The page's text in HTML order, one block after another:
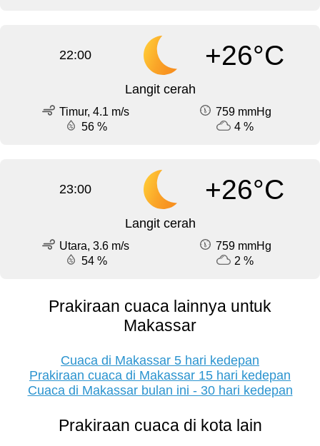
22:00 +26°C
Langit cerah
Timur, 4.1 m/s
759 mmHg
56 %
4 %
23:00 +26°C
Langit cerah
Utara, 3.6 m/s
759 mmHg
54 %
2 %
Prakiraan cuaca lainnya untuk
Makassar
Cuaca di Makassar 5 hari kedepan
Prakiraan cuaca di Makassar 15 hari kedepan
Cuaca di Makassar bulan ini - 30 hari kedepan
Prakiraan cuaca di kota lain